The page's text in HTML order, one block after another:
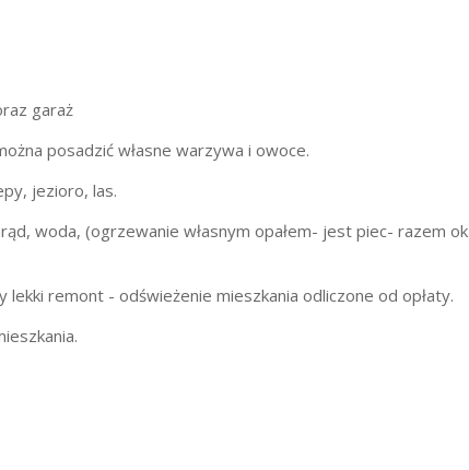
garaż
posadzić własne warzywa i owoce.
jezioro, las.
woda, (ogrzewanie własnym opałem- jest piec- razem ok
remont - odświeżenie mieszkania odliczone od opłaty.